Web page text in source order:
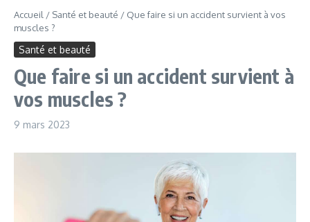
Accueil / Santé et beauté / Que faire si un accident survient à vos
muscles ?
Santé et beauté
Que faire si un accident survient à
vos muscles ?
9 mars 2023